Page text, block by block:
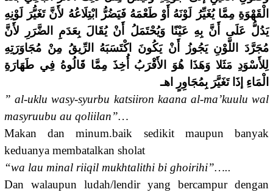
الْقَهْوَةِ مِمَّا يُغَيِّرُ لَوْنَهُ أَوْ طَعْمَهُ فَيَضُرُّ ابْتِلَاعُهُ لأَنَّ تَغَيُّرَ لَوْنِهِ
يَدُلُّ عَلَى أَنَّ بِهِ عَيْنًا وَيُحْتَمَلُ أَنْ يُقَالَ بِعَدَمِ الضَّرَرِ لأَنَّ
مُجَرَّدَ اللَّوْنِ يَجُوزُ أَنْ يَكُونَ اكْتَسَبَهُ الرِّيقُ مِنْ مُجَاوَرَتِهِ
لِلأَسْوَدِ مَثَلا وَهَذَا هُوَ الأَقْرَبُ أُخِذَ مِمَّا قَالُوهُ فِي طَهَارَةِ
الْمَاءِ إذَا تَغَيَّرَ بِمُجَاوِرٍ اهـ
” al-uklu wasy-syurbu katsiiron kaana al-ma’kuulu wal
masyruubu au qoliilan”…
Makan dan minum.baik sedikit maupun banyak
keduanya membatalkan sholat
“wa lau minal riiqil mukhtalithi bi ghoirihi”…..
Dan walaupun ludah/lendir yang bercampur dengan